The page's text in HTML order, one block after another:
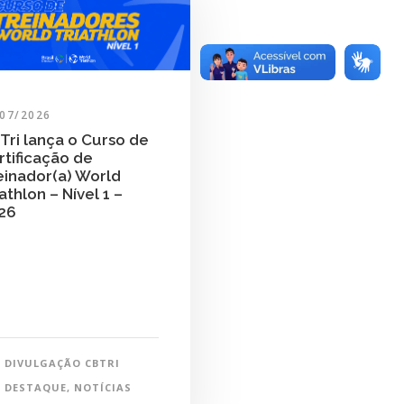
2026
lança o Curso de
de
World
– Nível 1 –
DIVULGAÇÃO CBTRI
DESTAQUE, NOTÍCIAS